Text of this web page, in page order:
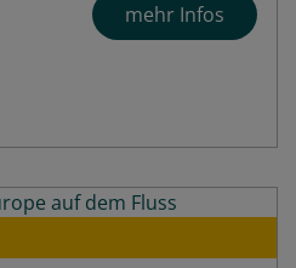
mehr Infos